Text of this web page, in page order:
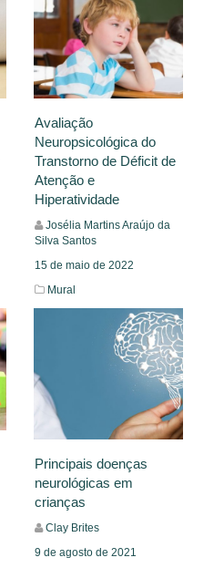
Avaliação
Neuropsicológica do
Transtorno de Déficit de
Atenção e
Hiperatividade
Josélia Martins Araújo da
Silva Santos
15 de maio de 2022
Mural
Leia Mais
Principais doenças
neurológicas em
crianças
Clay Brites
9 de agosto de 2021